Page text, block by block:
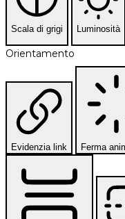
Scala di grigi Luminosità
Orientamento
Evidenzia link Ferma